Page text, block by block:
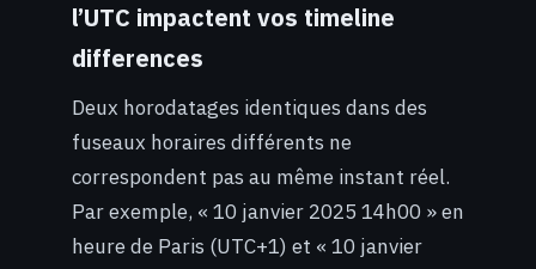
l’UTC impactent vos timeline
differences
Deux horodatages identiques dans des
fuseaux horaires différents ne
correspondent pas au même instant réel.
Par exemple, « 10 janvier 2025 14h00 » en
heure de Paris (UTC+1) et « 10 janvier